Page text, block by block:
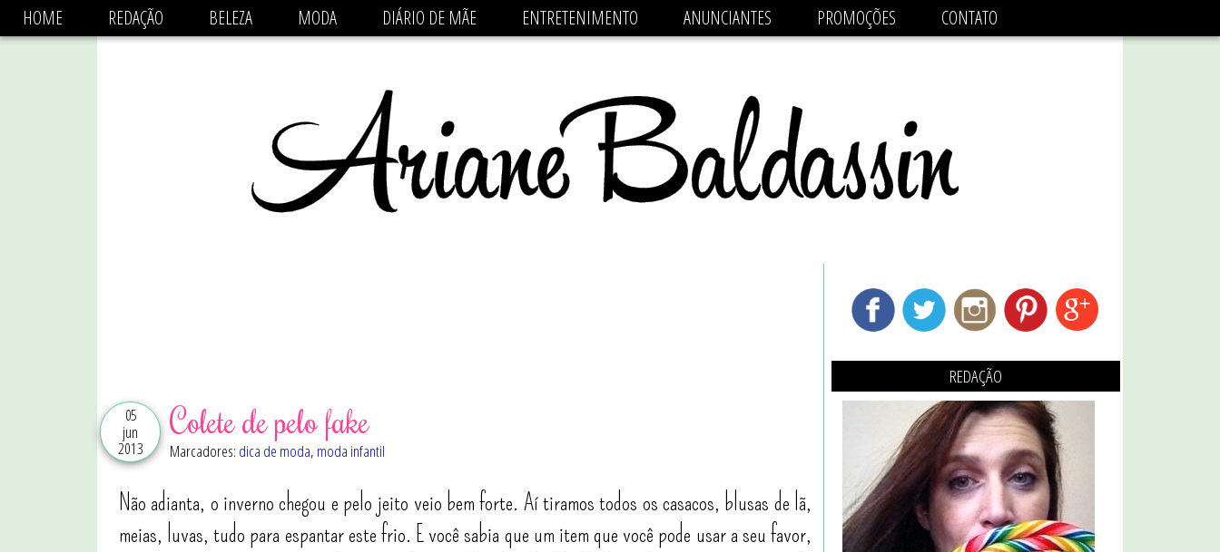
async='async' data-ad-client='ca-pub-1470782825684808' src='https://pagead2.googlesyndication.com/pagead/js/adsbygoogle.js'/>
HOME REDAÇÃO BELEZA MODA DIÁRIO DE MÃE ENTRETENIMENTO ANUNCIANTES PROMOÇÕES CONTATO
05
jun
2013
Colete de pelo fake
Marcadores: dica de moda, moda infantil
Não adianta, o inverno chegou e pelo jeito veio bem forte. Aí tiramos todos os casacos, blusas de lã,
meias, luvas, tudo para espantar este frio. E você sabia que um item que você pode usar a seu favor,
REDAÇÃO